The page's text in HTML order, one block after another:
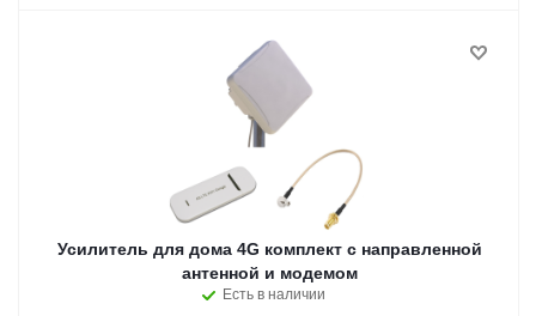
Усилитель для дома 4G комплект с направленной
антенной и модемом
Есть в наличии